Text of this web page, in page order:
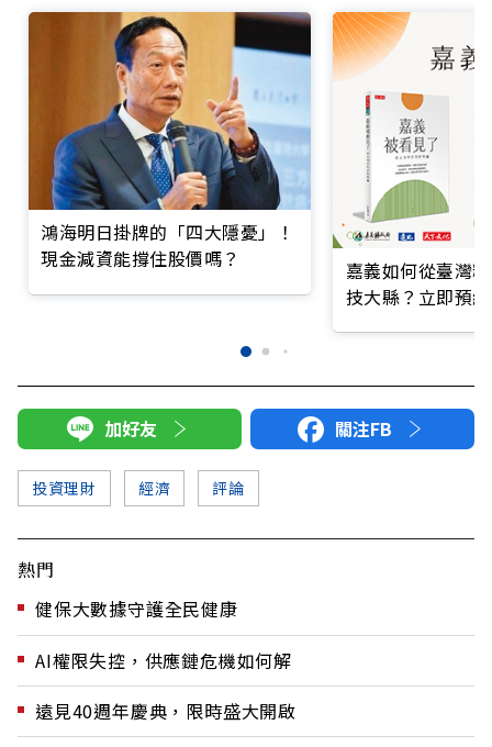
鴻海明日掛牌的「四大隱憂」！
現金減資能撐住股價嗎？
嘉義如何從臺灣
技大縣？立即預
加好友 關注FB
投資理財 經濟 評論
熱門
健保大數據守護全民健康
AI權限失控，供應鏈危機如何解
遠見40週年慶典，限時盛大開啟